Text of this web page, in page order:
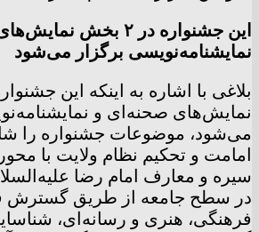
این جشنواره در ۲ بخش
نمایشنامه‌نویسی برگزار می‌شود
نمایش‌های صحنه‌ای و
می‌شود، موضوعات جشنواره را
امامت و تحکیم نظام ولایت با
سیره و معارف امام رضا
در سطح جامعه از طریق گسترش
فرهنگی، هنری و رسانه‌ای،